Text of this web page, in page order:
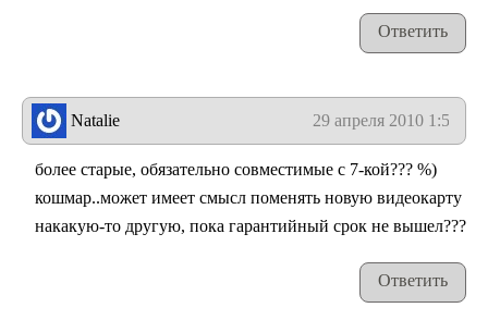
Ответить
Natalie 29 апреля 2010 1:56
более старые, обязательно совместимые с 7-кой??? %)
кошмар..может имеет смысл поменять новую видеокарту
накакую-то другую, пока гарантийный срок не вышел???
Ответить